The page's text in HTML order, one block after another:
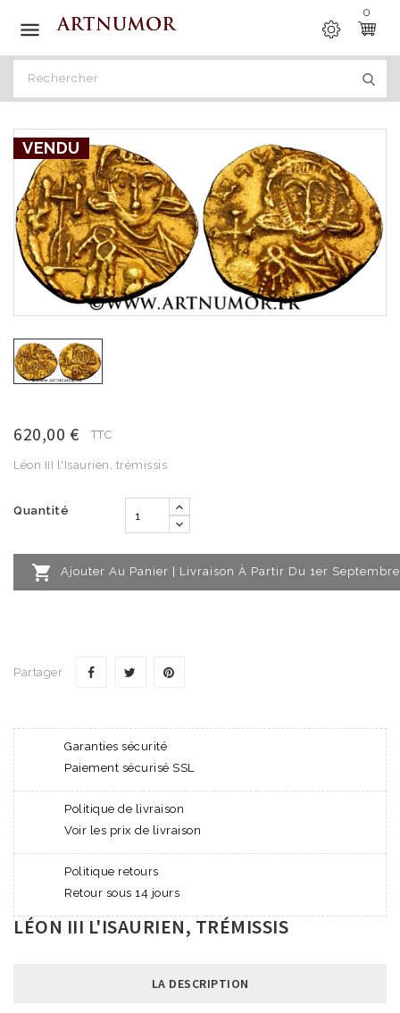

0
VENDU
620,00 € TTC
Léon III l'Isaurien, trémissis
Quantité
 Ajouter Au Panier | Livraison À Partir Du 1er Septembre
Partager
Garanties sécurité
Paiement sécurisé SSL
Politique de livraison
Voir les prix de livraison
Politique retours
Retour sous 14 jours
LÉON III L'ISAURIEN, TRÉMISSIS
LA DESCRIPTION